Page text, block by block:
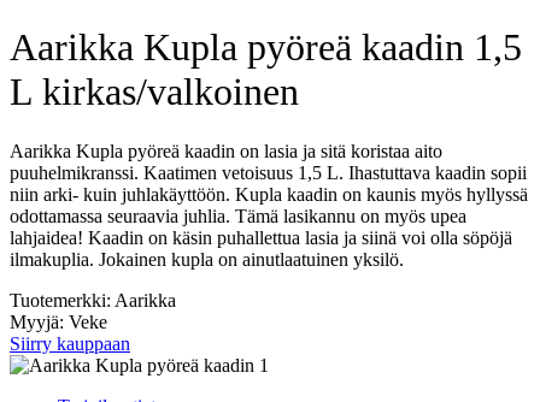
Aarikka Kupla pyöreä kaadin 1,5
L kirkas/valkoinen
Aarikka Kupla pyöreä kaadin on lasia ja sitä koristaa aito
puuhelmikranssi. Kaatimen vetoisuus 1,5 L. Ihastuttava kaadin sopii
niin arki- kuin juhlakäyttöön. Kupla kaadin on kaunis myös hyllyssä
odottamassa seuraavia juhlia. Tämä lasikannu on myös upea
lahjaidea! Kaadin on käsin puhallettua lasia ja siinä voi olla söpöjä
ilmakuplia. Jokainen kupla on ainutlaatuinen yksilö.
Tuotemerkki: Aarikka
Myyjä: Veke
Siirry kauppaan